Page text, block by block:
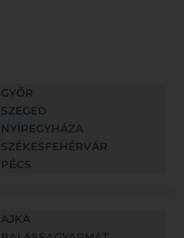
GYŐR
SZEGED
NYÍREGYHÁZA
SZÉKESFEHÉRVÁR
PÉCS
AJKA